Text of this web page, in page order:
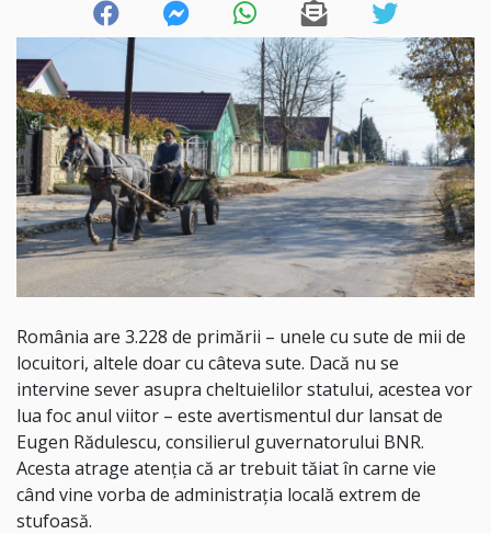
România are 3.228 de primării – unele cu sute de mii de
locuitori, altele doar cu câteva sute. Dacă nu se
intervine sever asupra cheltuielilor statului, acestea vor
lua foc anul viitor – este avertismentul dur lansat de
Eugen Rădulescu, consilierul guvernatorului BNR.
Acesta atrage atenția că ar trebuit tăiat în carne vie
când vine vorba de administrația locală extrem de
stufoasă.